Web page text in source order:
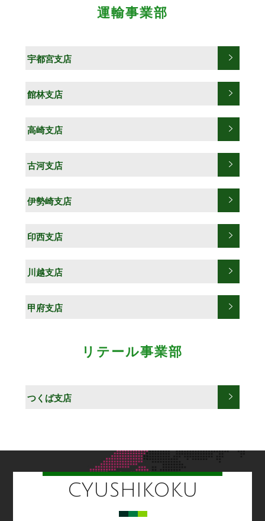
運輸事業部
宇都宮支店
館林支店
高崎支店
古河支店
伊勢崎支店
印西支店
川越支店
甲府支店
リテール事業部
つくば支店
CYUSHIKOKU